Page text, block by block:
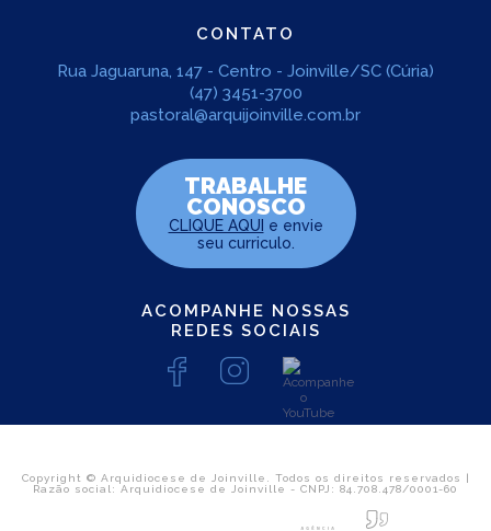
LEIA NO DIOCESE INFORMA
Festa Julina encerrra o mês de
julho no bairro Comasa
CONTATO
Rua Jaguaruna, 147 - Centro - Joinville/SC (Cúria)
(47) 3451-3700
pastoral@arquijoinville.com.br
TRABALHE
CONOSCO
CLIQUE AQUI e envie
seu curriculo.
ACOMPANHE NOSSAS
REDES SOCIAIS
Copyright © Arquidiocese de Joinville. Todos os direitos reservados |
Razão social: Arquidiocese de Joinville - CNPJ: 84.708.478/0001-60